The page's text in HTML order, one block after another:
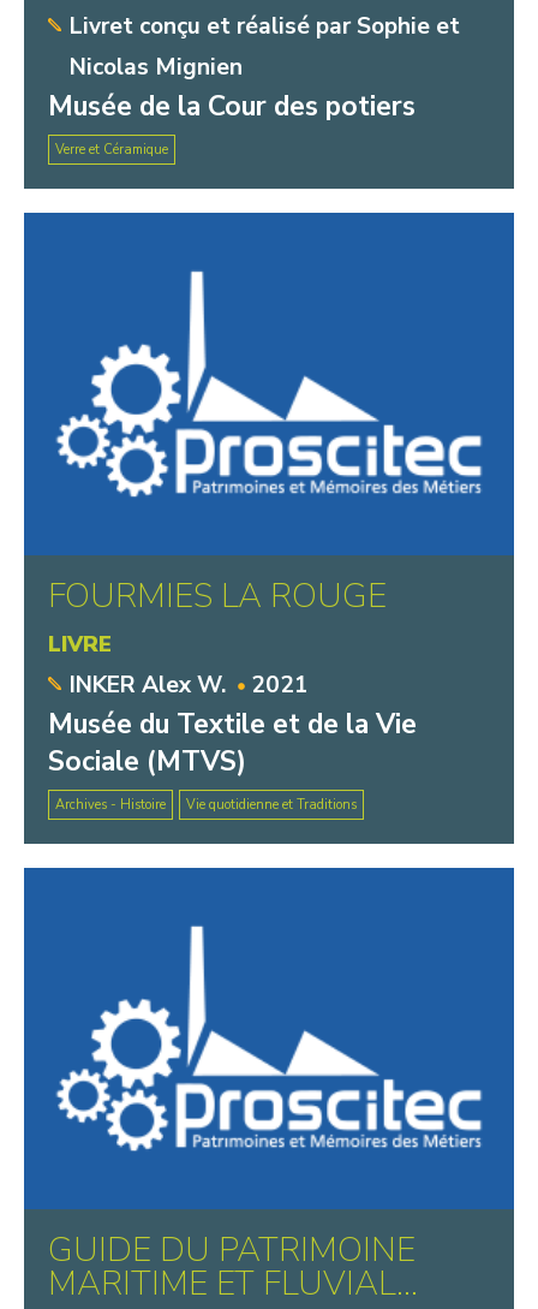
Livret conçu et réalisé par Sophie et
Nicolas Mignien
Musée de la Cour des potiers
Verre et Céramique
FOURMIES LA ROUGE
LIVRE
INKER Alex W. 2021
Musée du Textile et de la Vie
Sociale (MTVS)
Archives - Histoire Vie quotidienne et Traditions
GUIDE DU PATRIMOINE
MARITIME ET FLUVIAL...